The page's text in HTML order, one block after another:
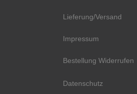
Lieferung/Versand
Impressum
Bestellung Widerrufen
Datenschutz